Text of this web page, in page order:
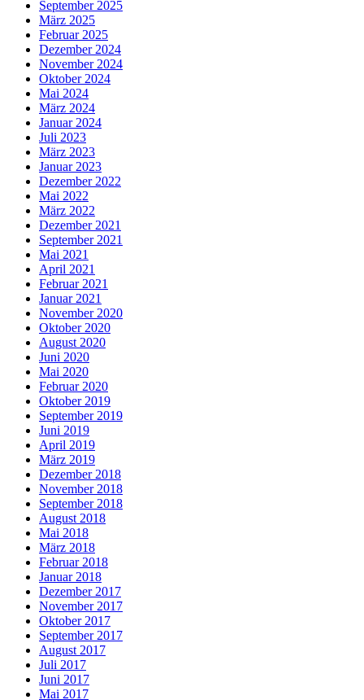
September 2025
März 2025
Februar 2025
Dezember 2024
November 2024
Oktober 2024
Mai 2024
März 2024
Januar 2024
Juli 2023
März 2023
Januar 2023
Dezember 2022
Mai 2022
März 2022
Dezember 2021
September 2021
Mai 2021
April 2021
Februar 2021
Januar 2021
November 2020
Oktober 2020
August 2020
Juni 2020
Mai 2020
Februar 2020
Oktober 2019
September 2019
Juni 2019
April 2019
März 2019
Dezember 2018
November 2018
September 2018
August 2018
Mai 2018
März 2018
Februar 2018
Januar 2018
Dezember 2017
November 2017
Oktober 2017
September 2017
August 2017
Juli 2017
Juni 2017
Mai 2017